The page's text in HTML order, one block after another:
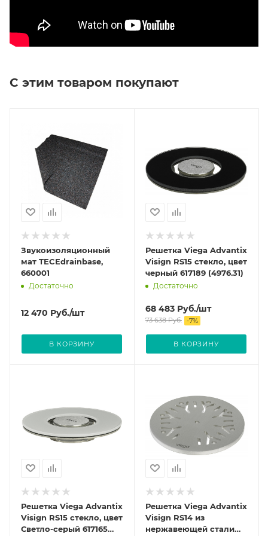
С этим товаром покупают
Звукоизоляционный
мат TECEdrainbase,
660001
Достаточно
12 470 Руб./шт
В КОРЗИНУ
Решетка Viega Advantix
Visign RS15 стекло, цвет
черный 617189 (4976.31)
Достаточно
68 483 Руб./шт
73 638Руб. -7%
В КОРЗИНУ
Решетка Viega Advantix
Visign RS15 стекло, цвет
Светло-серый 617165
Решетка Viega Advantix
Visign RS14 из
нержавеющей стали